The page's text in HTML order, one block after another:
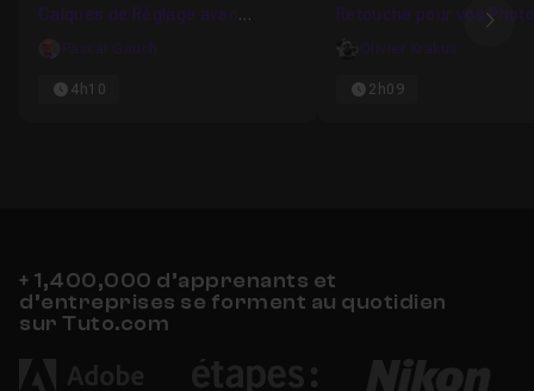
Calques de Réglage avec
Photoshop CC : Créativité et
Amélioration de vos images
Pascal Gauch
4h10
Retouche pour vos
Olivier Krakus
2h09
+ 1,400,000 d’apprenants et
d’entreprises se forment au quotidien
sur Tuto.com